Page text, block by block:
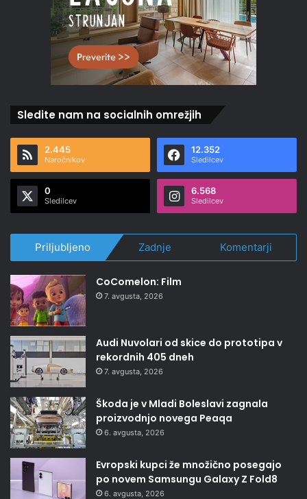
Sledite nam na socialnih omrežjih
2.445
Naročnikov
12.352
Sledilcev
0
Sledilcev
6.568
Sledilcev
Priljubljeno Zadnje Komentarji
CoComelon: Film
7. avgusta, 2026
Audi Nuvolari od skice do prototipa v
rekordnih 405 dneh
7. avgusta, 2026
Škoda je v Mladi Boleslavi zagnala
proizvodnjo novega Peaqa
6. avgusta, 2026
Evropski kupci že množično posegajo
po novem Samsungu Galaxy Z Fold8
6. avgusta, 2026